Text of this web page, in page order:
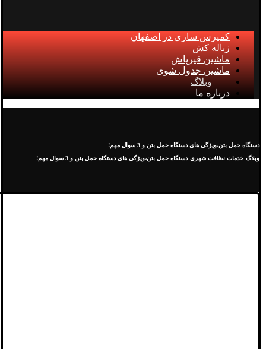
کمپرس سازی در اصفهان
زباله کش
ماشین قیرپاش
ماشین جدول شوی
وبلاگ
درباره ما
دستگاه حمل بتن،ویژگی های دستگاه حمل بتن و 3 سوال مهم!
وبلاگ خدمات نظافت شهری دستگاه حمل بتن،ویژگی های دستگاه حمل بتن و 3 سوال مهم!